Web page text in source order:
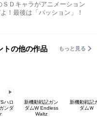
Ｄキャラがアニメーション
！最後は「パッション」！
トの他の作品 もっと見る
ハロ
ンダ
新機動戦記ガン
ダムW Endless
Waltz
新機動戦記
ダムＷ